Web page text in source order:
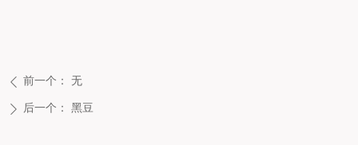
ꄴ 前一个： 无
ꄲ 后一个： 黑豆